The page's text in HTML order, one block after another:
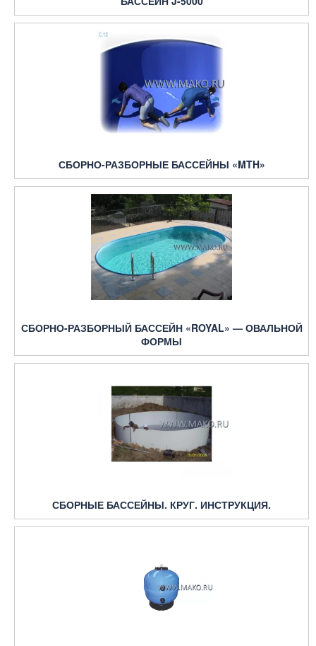
СБОРНО-РАЗБОРНЫЕ БАССЕЙНЫ «MTH»
СБОРНО-РАЗБОРНЫЙ БАССЕЙН «ROYAL» — ОВАЛЬНОЙ
ФОРМЫ
СБОРНЫЕ БАССЕЙНЫ. КРУГ. ИНСТРУКЦИЯ.